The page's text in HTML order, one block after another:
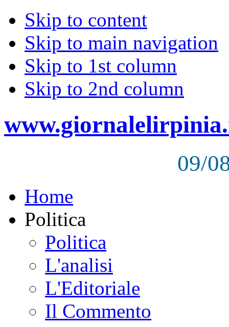
Skip to content
Skip to main navigation
Skip to 1st column
Skip to 2nd column
09/
Home
Politica
Politica
L'analisi
L'Editoriale
Il Commento